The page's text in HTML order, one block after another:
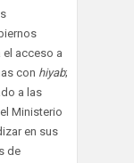
acceso a
con hiyab;
a las
Ministerio
en sus
de